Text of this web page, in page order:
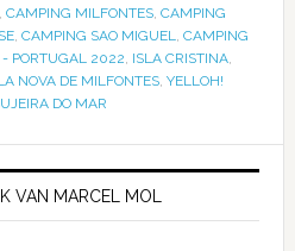
CAMPING MILFONTES, CAMPING
, CAMPING SAO MIGUEL, CAMPING
- PORTUGAL 2022, ISLA CRISTINA,
NOVA DE MILFONTES, YELLOH!
DO MAR
VAN MARCEL MOL